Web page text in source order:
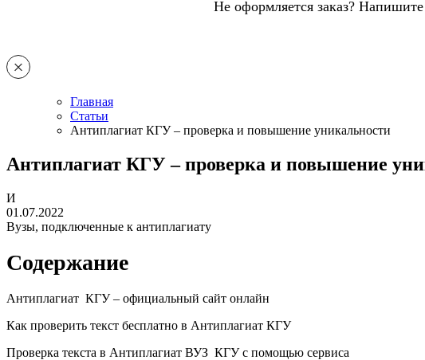
Не оформляется заказ?
Главная
Статьи
Антиплагиат КГУ – проверка и повышение уникальности
Антиплагиат КГУ – проверка и повышение
И
01.07.2022
Вузы, подключенные к антиплагиату
Содержание
Антиплагиат КГУ – официальный сайт онлайн
Как проверить текст бесплатно в Антиплагиат КГУ
Проверка текста в Антиплагиат ВУЗ КГУ с помощью сервиса